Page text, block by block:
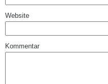
Website
Kommentar